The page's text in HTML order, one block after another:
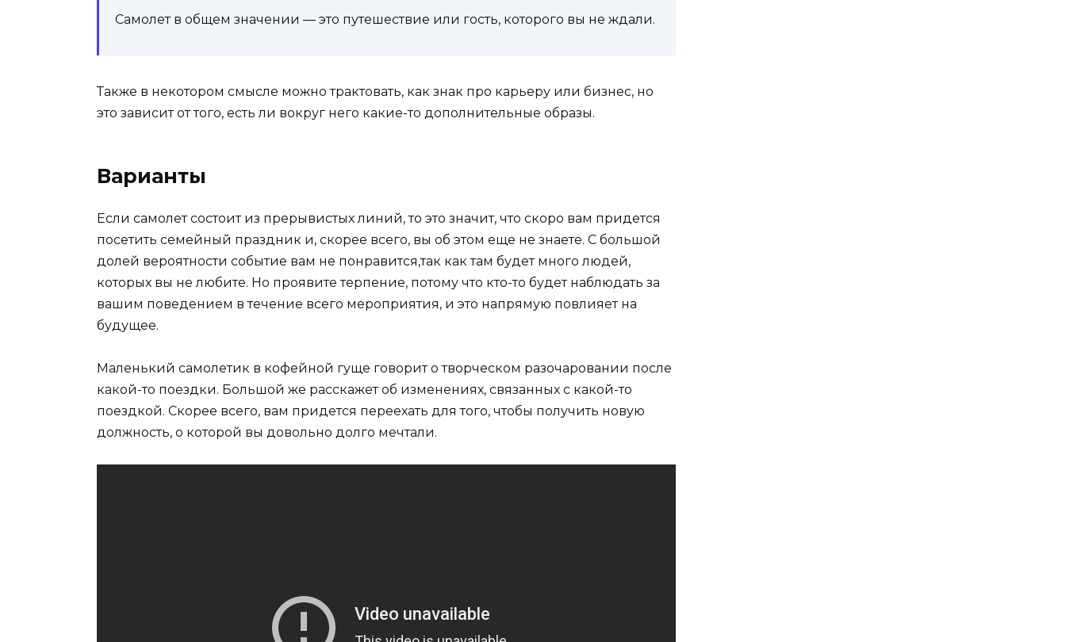
Самолет в общем значении — это путешествие или гость, которого вы не ждали.
Также в некотором смысле можно трактовать, как знак про карьеру или бизнес, но
это зависит от того, есть ли вокруг него какие-то дополнительные образы.
Варианты
Если самолет состоит из прерывистых линий, то это значит, что скоро вам придется
посетить семейный праздник и, скорее всего, вы об этом еще не знаете. С большой
долей вероятности событие вам не понравится,так как там будет много людей,
которых вы не любите. Но проявите терпение, потому что кто-то будет наблюдать за
вашим поведением в течение всего мероприятия, и это напрямую повлияет на
будущее.
Маленький самолетик в кофейной гуще говорит о творческом разочаровании после
какой-то поездки. Большой же расскажет об изменениях, связанных с какой-то
поездкой. Скорее всего, вам придется переехать для того, чтобы получить новую
должность, о которой вы довольно долго мечтали.